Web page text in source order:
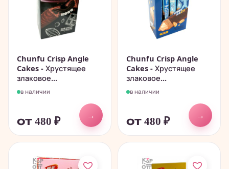
Chunfu Crisp Angle
Cakes - Хрустящее
злаковое...
в наличии
от 480 ₽
→
Chunfu Crisp Angle
Cakes - Хрустящее
злаковое...
в наличии
от 480 ₽
→